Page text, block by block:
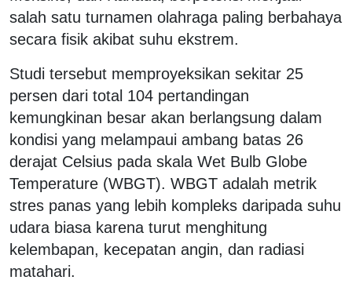
salah satu turnamen olahraga paling berbahaya
secara fisik akibat suhu ekstrem.
Studi tersebut memproyeksikan sekitar 25
persen dari total 104 pertandingan
kemungkinan besar akan berlangsung dalam
kondisi yang melampaui ambang batas 26
derajat Celsius pada skala Wet Bulb Globe
Temperature (WBGT). WBGT adalah metrik
stres panas yang lebih kompleks daripada suhu
udara biasa karena turut menghitung
kelembapan, kecepatan angin, dan radiasi
matahari.